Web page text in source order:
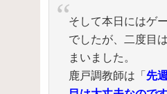
そして本日にはゲ
でしたが、二度目
まいました。
鹿戸調教師は「 先